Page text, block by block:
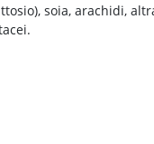
soia, arachidi,